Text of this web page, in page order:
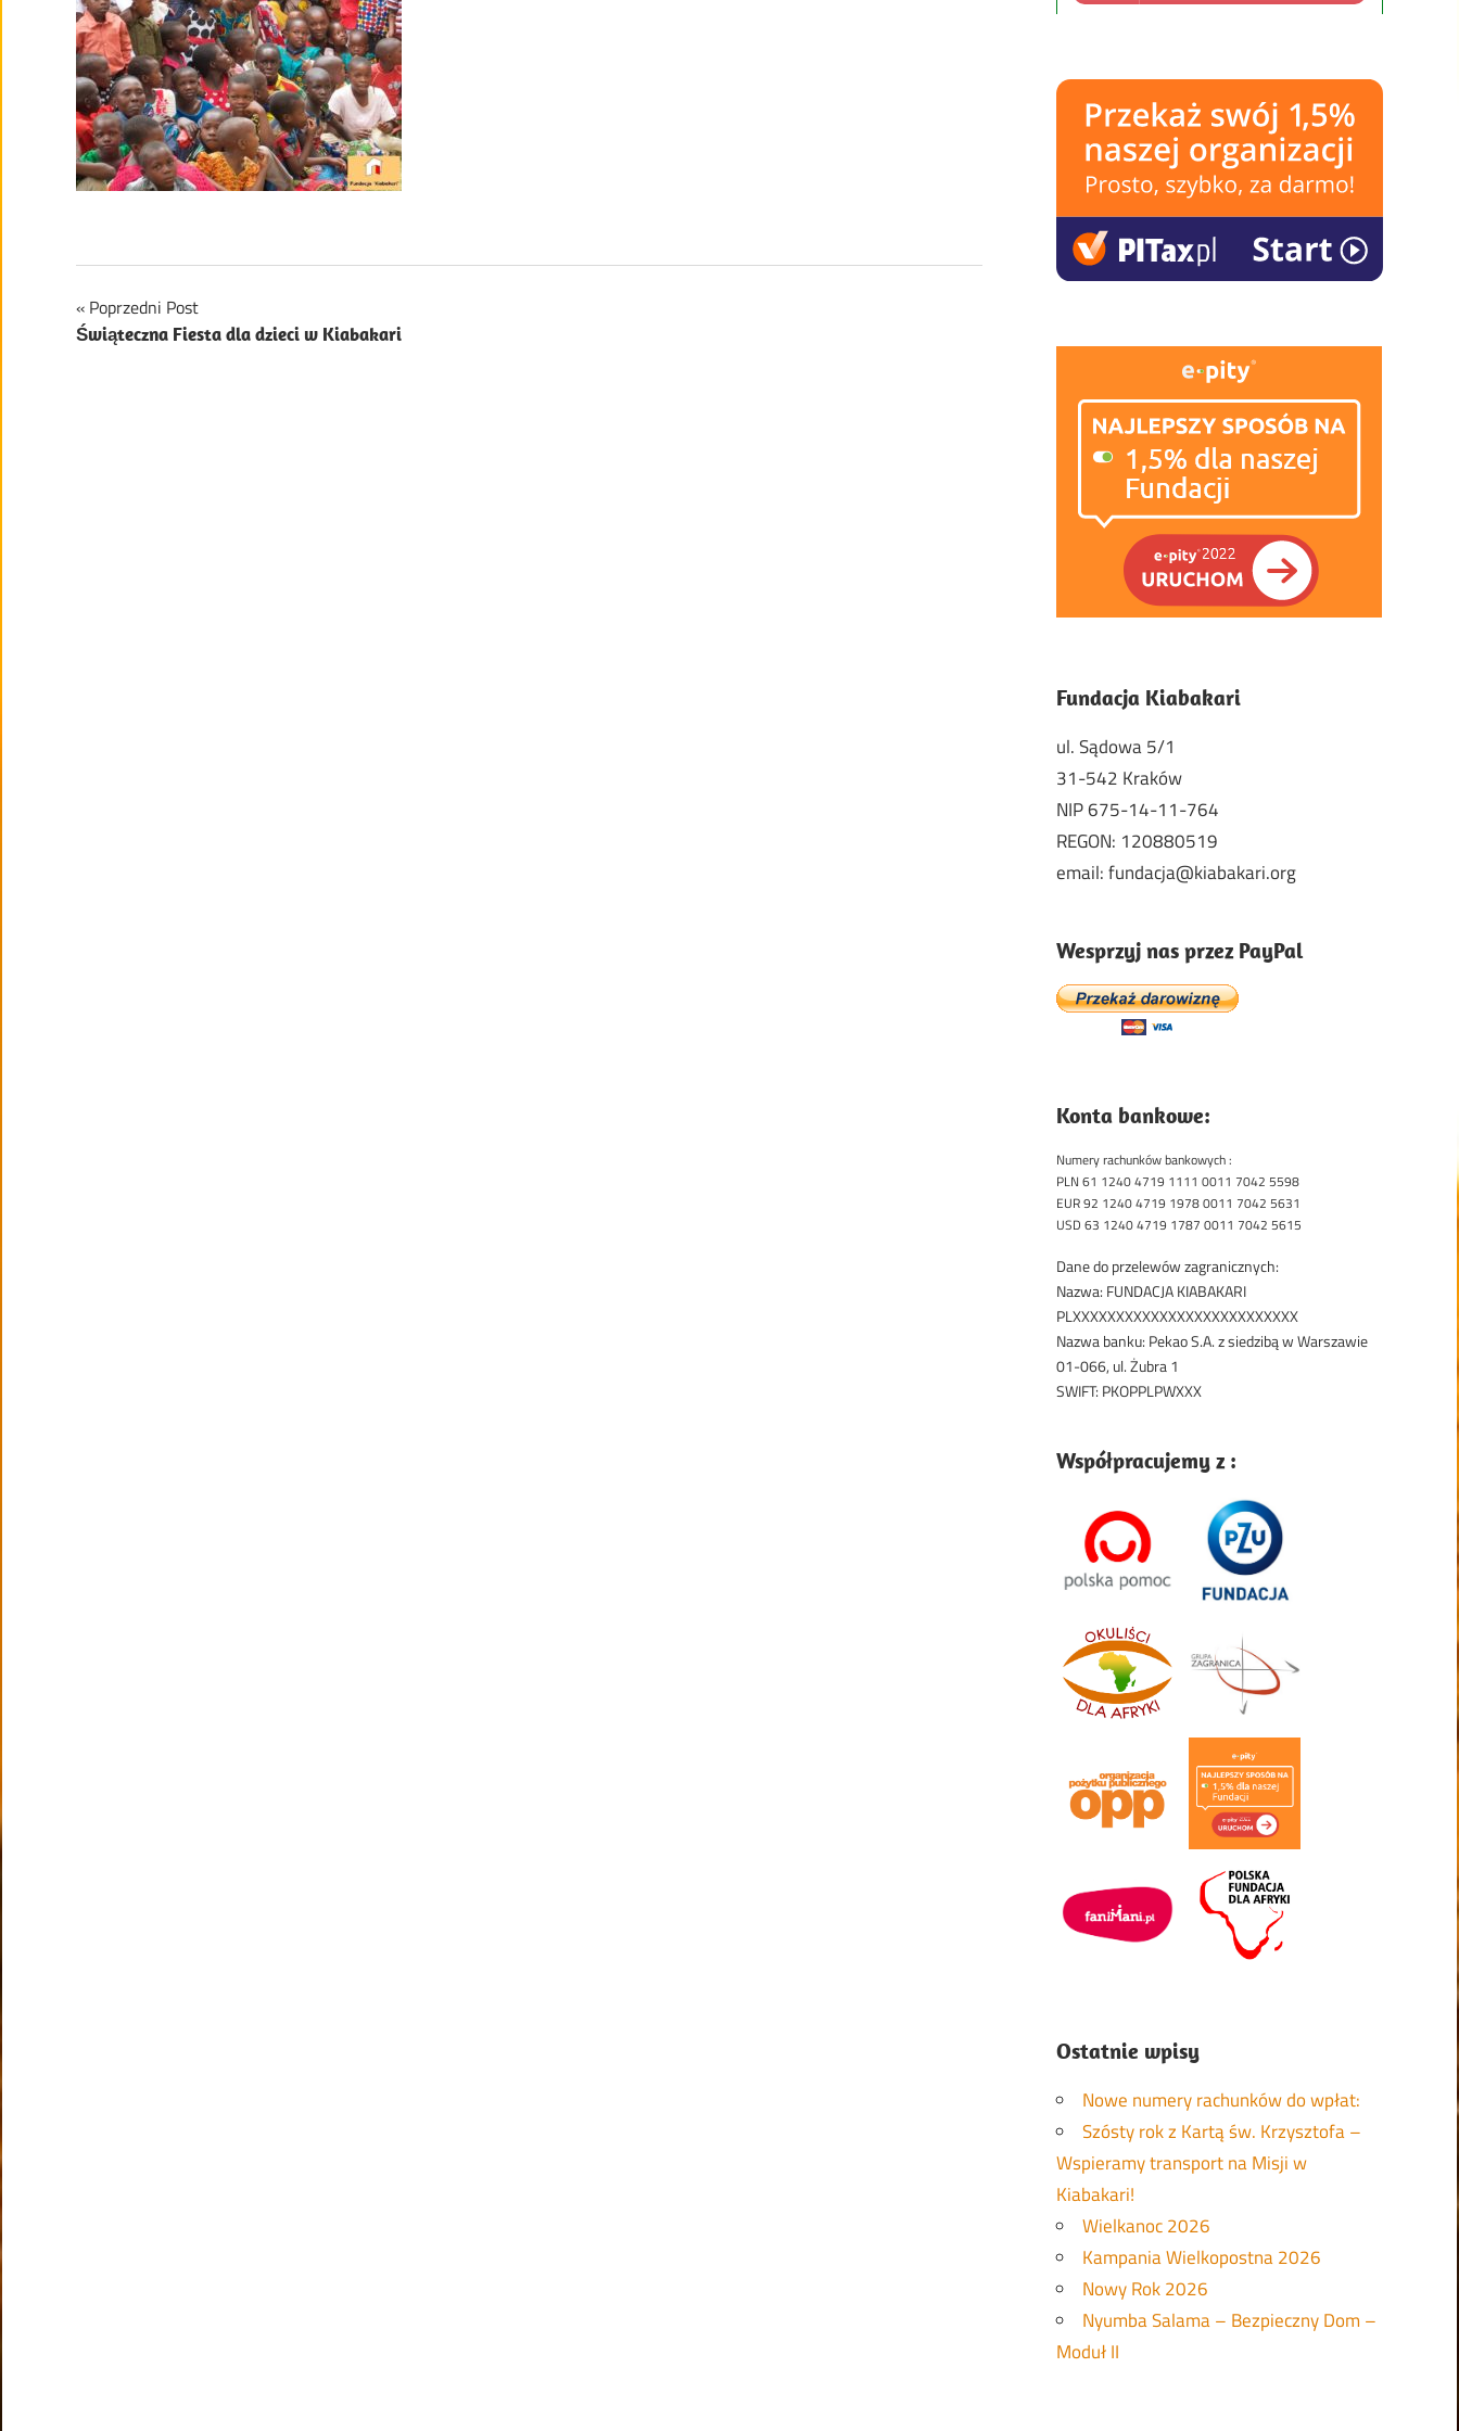
Nawigacja
wpisu
Poprzedni Post
Świąteczna Fiesta dla dzieci w Kiabakari
Fundacja Kiabakari
ul. Sądowa 5/1
31-542 Kraków
NIP 675-14-11-764
REGON: 120880519
email: fundacja@kiabakari.org
Wesprzyj nas przez PayPal
Konta bankowe:
Numery rachunków bankowych :
PLN 61 1240 4719 1111 0011 7042 5598
EUR 92 1240 4719 1978 0011 7042 5631
USD 63 1240 4719 1787 0011 7042 5615
Dane do przelewów zagranicznych:
Nazwa: FUNDACJA KIABAKARI
PLXXXXXXXXXXXXXXXXXXXXXXXXXX
Nazwa banku: Pekao S.A. z siedzibą w Warszawie
01-066, ul. Żubra 1
SWIFT: PKOPPLPWXXX
Współpracujemy z :
Ostatnie wpisy
Nowe numery rachunków do wpłat:
Szósty rok z Kartą św. Krzysztofa –
Wspieramy transport na Misji w
Kiabakari!
Wielkanoc 2026
Kampania Wielkopostna 2026
Nowy Rok 2026
Nyumba Salama – Bezpieczny Dom –
Moduł II